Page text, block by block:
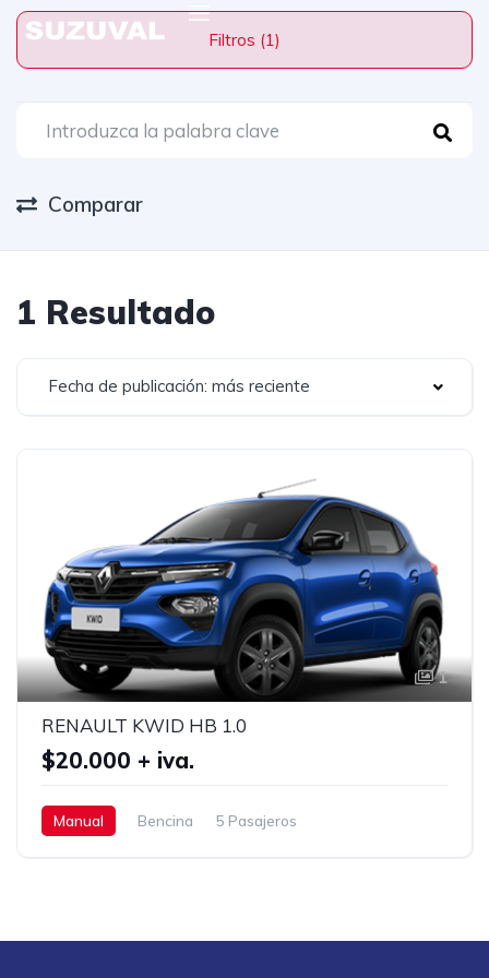
Filtros (1)
Comparar
1 Resultado
Fecha de publicación: más reciente
1
RENAULT KWID HB 1.0
$20.000 + iva.
Manual Bencina 5 Pasajeros